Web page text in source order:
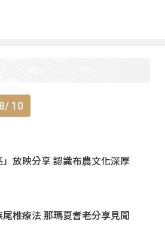
10
」放映分享 認識布農文化深厚
椎療法 那瑪夏耆老分享見聞